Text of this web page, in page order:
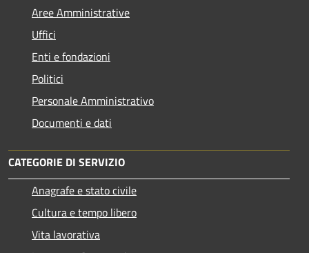
Aree Amministrative
Uffici
Enti e fondazioni
Politici
Personale Amministrativo
Documenti e dati
CATEGORIE DI SERVIZIO
Anagrafe e stato civile
Cultura e tempo libero
Vita lavorativa